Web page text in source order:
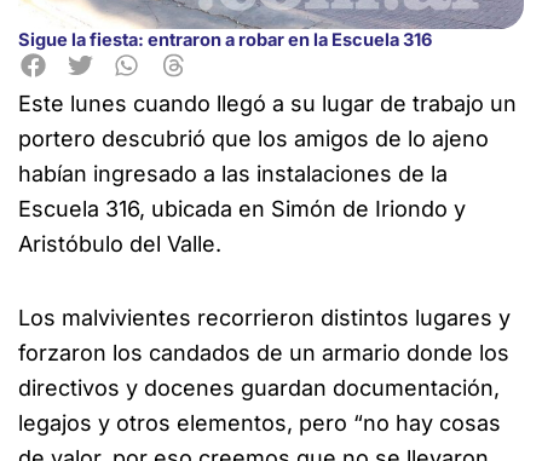
Sigue la fiesta: entraron a robar en la Escuela 316
Este lunes cuando llegó a su lugar de trabajo un
portero descubrió que los amigos de lo ajeno
habían ingresado a las instalaciones de la
Escuela 316, ubicada en Simón de Iriondo y
Aristóbulo del Valle.
Los malvivientes recorrieron distintos lugares y
forzaron los candados de un armario donde los
directivos y docenes guardan documentación,
legajos y otros elementos, pero “no hay cosas